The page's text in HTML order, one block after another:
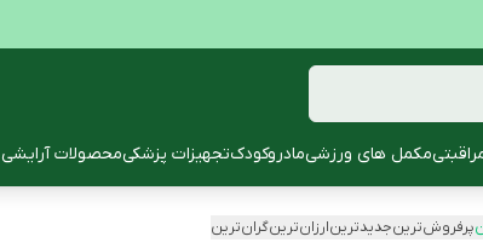
مکمل های ورزشیمادروکودکتجهیزات پزشکیمحصولات آرایشی
پرفروش‌ترینجدیدترینارزان‌ترینگران‌ترین